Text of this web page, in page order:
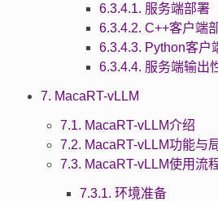
6.3.4.1. 服务端部署
6.3.4.2. C++客户端
6.3.4.3. Python客户
6.3.4.4. 服务端输出
7. MacaRT-vLLM
7.1. MacaRT-vLLM介绍
7.2. MacaRT-vLLM功能与
7.3. MacaRT-vLLM使用流
7.3.1. 环境准备